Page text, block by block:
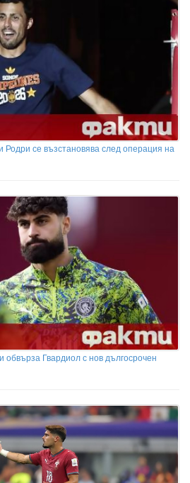
се възстановява след операция на
Гвардиол с нов дългосрочен